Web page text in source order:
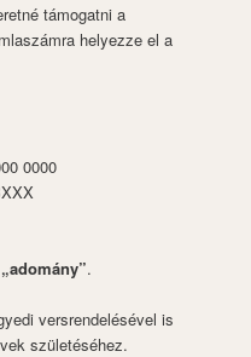
támogatni a
helyezze el a
0000
„adomány”.
versrendelésével is
születéséhez.